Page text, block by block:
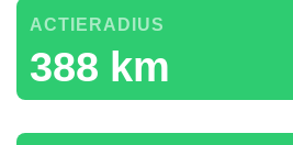
388 km
ACTIERADIUS